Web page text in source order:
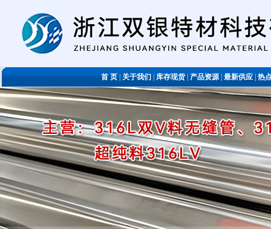
首 页关于我们库存现货|产品资源|最新供应|热